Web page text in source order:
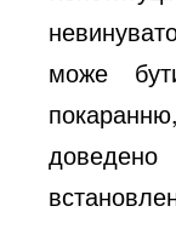
може